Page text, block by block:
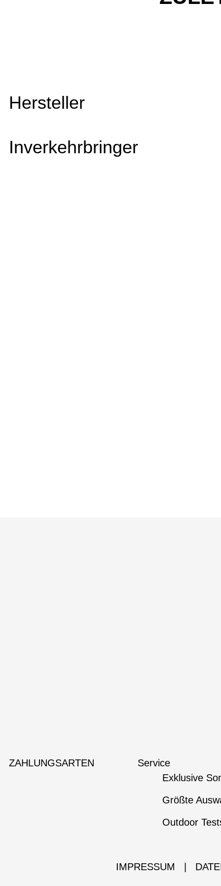
Hersteller
Inverkehrbringer
ZAHLUNGSARTEN
Service
Exklusive
Größte
Outdoor
IMPRESSUM